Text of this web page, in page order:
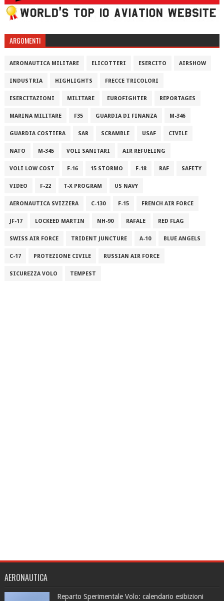
ARGOMENTI
AERONAUTICA MILITARE ELICOTTERI ESERCITO AIRSHOW
INDUSTRIA HIGHLIGHTS FRECCE TRICOLORI
ESERCITAZIONI MILITARE EUROFIGHTER REPORTAGES
MARINA MILITARE F35 GUARDIA DI FINANZA M-346
GUARDIA COSTIERA SAR SCRAMBLE USAF CIVILE
NATO M-345 VOLI SANITARI AIR REFUELING
VOLI LOW COST F-16 15 STORMO F-18 RAF SAFETY
VIDEO F-22 T-X PROGRAM US NAVY
AERONAUTICA SVIZZERA C-130 F-15 FRENCH AIR FORCE
JF-17 LOCKEED MARTIN NH-90 RAFALE RED FLAG
SWISS AIR FORCE TRIDENT JUNCTURE A-10 BLUE ANGELS
C-17 PROTEZIONE CIVILE RUSSIAN AIR FORCE
SICUREZZA VOLO TEMPEST
AERONAUTICA
Reparto Sperimentale Volo: calendario esibizioni